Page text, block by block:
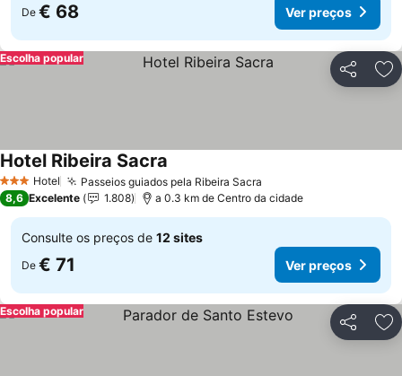
De € 68 Ver preços
Partilhar
Escolha popular
3 EstrelasHotel Passeios guiados pela Ribeira Sacra
Hotel Ribeira Sacra
8,6 Excelente 1.808 a 0.3 km de Centro da cidade
Consulte os preços de 12 sites
De € 71 Ver preços
Partilhar
Escolha popular